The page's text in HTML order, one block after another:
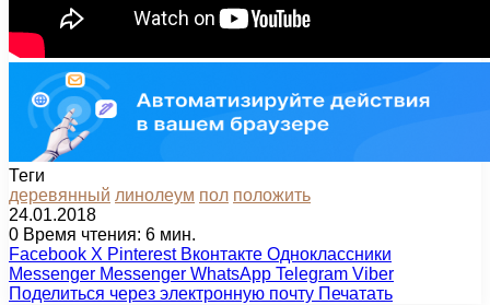
Теги
деревянный линолеум пол положить
24.01.2018
0 Время чтения: 6 мин.
Facebook X Pinterest Вконтакте Одноклассники
Messenger Messenger WhatsApp Telegram Viber
Поделиться через электронную почту Печатать